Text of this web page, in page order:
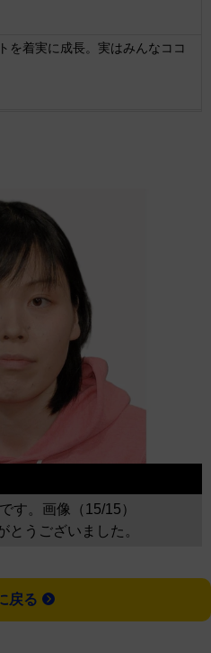
を着実に成長。実はみんなココ
す。画像（15/15）
とうございました。
戻る